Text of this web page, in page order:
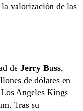
la valorización de las
de Jerry Buss,
de dólares en
Angeles Kings
Tras su